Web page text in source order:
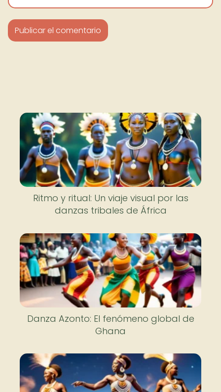
Nuevo
Ritmo y ritual: Un viaje visual por las
danzas tribales de África
Danza Azonto: El fenómeno global de
Ghana